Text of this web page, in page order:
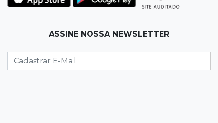
ele mais surpreendeu
Luto na arquitetura
arquiteto dos projetos fora do comum
ASSINE NOSSA NEWSLETTER